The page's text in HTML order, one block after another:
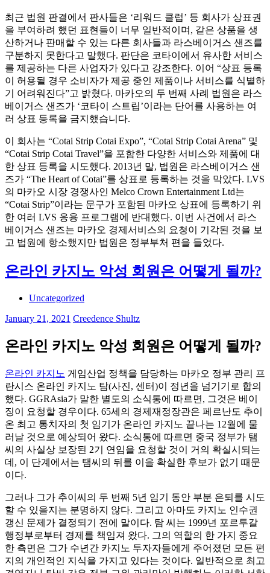
최근 법원 판결에서 판사들은 ‘리워드 클럽’ 등 회사가 상표권
을 부여하려 했던 표현들이 너무 일반적이며, 같은 상품을 생
산하거나 판매할 수 있는 다른 회사들과 라스베이거스 샌즈를
구분하지 못한다고 말했다. 판단은 코타이에서 유사한 서비스
를 제공하는 다른 사업자가 있다고 강조한다. 이어 “상표 등록
이 허용될 경우 소비자가 제공 중인 제품이나 서비스를 식별하
기 어려워진다”고 밝혔다. 마카오의 두 번째 사례 법원은 라스
베이거스 샌즈가 ‘코타이 스트립’이라는 단어를 사용하는 여
러 상표 등록을 금지했습니다.
이 회사는 “Cotai Strip Cotai Expo”, “Cotai Strip Cotai Arena” 및
“Cotai Strip Cotai Travel”을 포함한 다양한 서비스와 제품에 대
한 상표 등록을 시도했다. 2013년 말, 법원은 라스베이거스 샌
즈가 “The Heart of Cotai”를 상표로 등록하는 것을 막았다. LVS
의 마카오 시장 경쟁사인 Melco Crown Entertainment Ltd는
“Cotai Strip”이라는 문구가 포함된 마카오 상표에 등록하기 위
한 여러 LVS 응용 프로그램에 반대했다. 이번 사건에서 라스
베이거스 샌즈는 마카오 경제서비스의 요청이 기각된 것을 보
고 법원에 항소했지만 법원은 정부부처 편을 들었다.
온라인 카지노 악성 회원은 어떻게 될까?
Uncategorized
January 21, 2021 Creedence Shultz
온라인 카지노 악성 회원은 어떻게 될까?
온라인 카지노 게임산업 정책을 담당하는 마카오 정부 관리 프
란시스 온라인 카지노 탐(사진, 센터)이 정년을 넘기기로 합의
했다. GGRAsia가 말한 별도의 소식통에 따르면, 그것은 베이
징이 요청할 경우이다. 65세의 경제재정장관은 페르난도 추이
온 최고 통치자의 첫 임기가 온라인 카지노 끝나는 12월에 물
러날 것으로 예상되어 왔다. 소식통에 따르면 중국 정부가 탬
씨의 사실상 보장된 2기 연임을 요청할 것이 거의 확실시되는
데, 이 단계에서는 탬씨의 뒤를 이을 확실한 후보가 없기 때문
이다.
그러나 그가 추이씨의 두 번째 5년 임기 동안 부분 은퇴를 시도
할 수 있을지는 분명하지 않다. 그리고 아마도 카지노 인수권
갱신 문제가 결정되기 전에 말이다. 탐 씨는 1999년 포르투갈
행정부로부터 경제를 책임져 왔다. 그의 역할의 한 가지 중요
한 측면은 그가 수년간 카지노 투자자들에게 주어졌던 모든 편
지의 개인적인 지식을 가지고 있다는 것이다. 일반적으로 최고